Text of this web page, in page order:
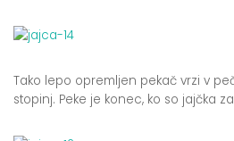
Tako lepo opremljen pekač vrzi v
stopinj. Peke je konec, ko so jajčka